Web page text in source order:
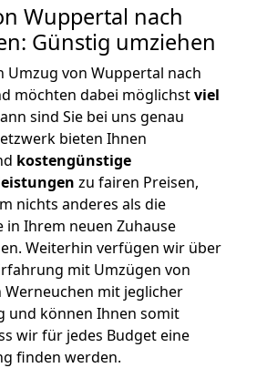
Wuppertal nach
Günstig umziehen
Umzug von Wuppertal nach
möchten dabei möglichstviel
sind Sie bei uns genau
bieten Ihnen
kostengünstige
zu fairen Preisen,
nichts anderes als die
in Ihrem neuen Zuhause
Weiterhin verfügen wir über
mit Umzügen von
mit jeglicher
und können Ihnen somit
wir für jedes Budget eine
finden werden.